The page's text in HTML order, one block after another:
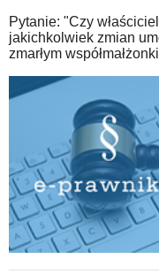
Pytanie: "Czy
jakichkolwiek zmian
zmarłym